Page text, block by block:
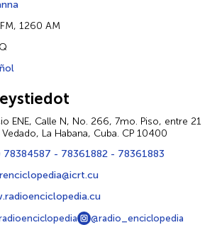
1260 AM
ENE, Calle N, No. 266, 7mo. Piso, entre 21
La Habana, Cuba. CP 10400
78384587 - 78361882 - 78361883
@radio_enciclopedia